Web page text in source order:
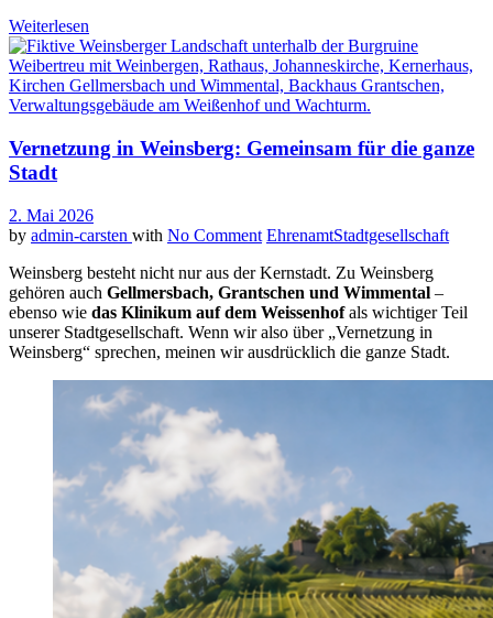
Weiterlesen
Vernetzung in Weinsberg: Gemeinsam für die ganze
Stadt
2. Mai 2026
by admin-carsten with No Comment EhrenamtStadtgesellschaft
Weinsberg besteht nicht nur aus der Kernstadt. Zu Weinsberg
gehören auch Gellmersbach, Grantschen und Wimmental –
ebenso wie das Klinikum auf dem Weissenhofals wichtiger Teil
unserer Stadtgesellschaft. Wenn wir also über „Vernetzung in
Weinsberg“ sprechen, meinen wir ausdrücklich die ganze Stadt.